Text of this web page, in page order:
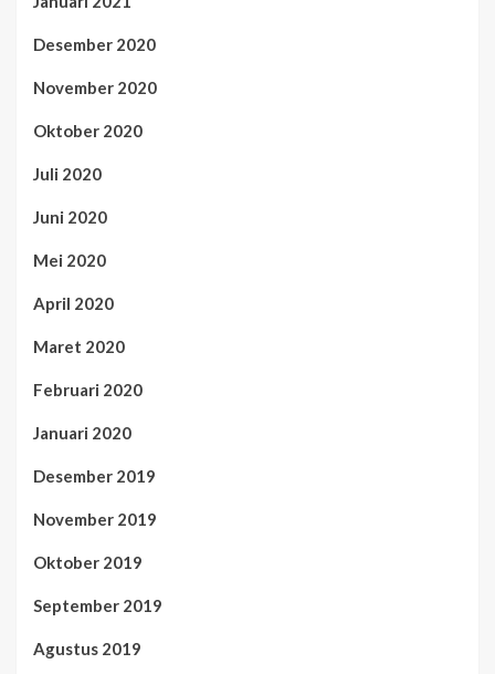
Desember 2020
November 2020
Oktober 2020
Juli 2020
Juni 2020
Mei 2020
April 2020
Maret 2020
Februari 2020
Januari 2020
Desember 2019
November 2019
Oktober 2019
September 2019
Agustus 2019